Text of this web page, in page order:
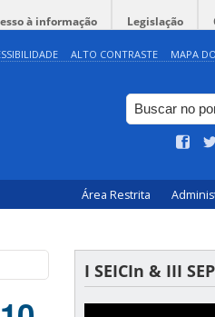
à informação Legislação
ALTO CONTRASTE MAPA
Área Restrita
I SEICIn & III